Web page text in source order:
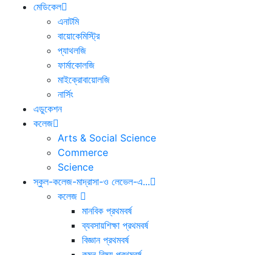
মেডিকেল
এনাটমি
বায়োকেমিস্ট্রি
প্যাথলজি
ফার্মাকোলজি
মাইক্রোবায়োলজি
নার্সিং
এডুকেশন
কলেজ
Arts & Social Science
Commerce
Science
স্কুল-কলেজ-মাদ্রাসা-ও লেভেল-এ...
কলেজ
মানবিক প্রথমবর্ষ
ব্যবসায়শিক্ষা প্রথমবর্ষ
বিজ্ঞান প্রথমবর্ষ